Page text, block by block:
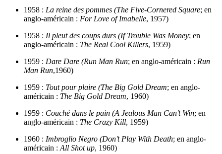
1958 : La reine des pommes (The Five-Cornered Square; en
anglo-américain : For Love of Imabelle, 1957)
1958 : Il pleut des coups durs (If Trouble Was Money; en
anglo-américain : The Real Cool Killers, 1959)
1959 : Dare Dare (Run Man Run; en anglo-américain : Run
Man Run,1960)
1959 : Tout pour plaire (The Big Gold Dream; en anglo-
américain : The Big Gold Dream, 1960)
1959 : Couché dans le pain (A Jealous Man Can’t Win; en
anglo-américain : The Crazy Kill, 1959)
1960 : Imbroglio Negro (Don’t Play With Death; en anglo-
américain : All Shot up, 1960)